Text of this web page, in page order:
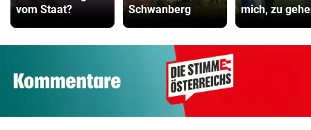
vom Staat?
Schwanberg
mich, zu